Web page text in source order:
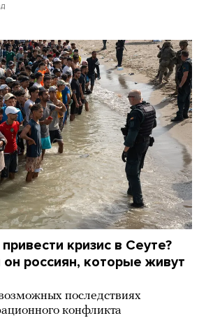
кризис в Сеуте?
он россиян, которые живут
последствиях
конфликта